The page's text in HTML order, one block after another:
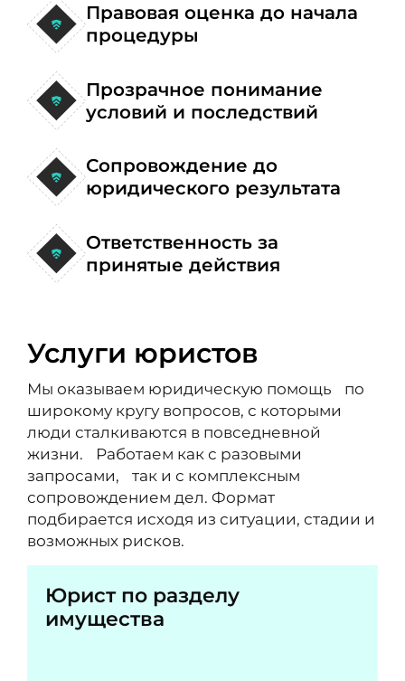
Правовая оценка до начала
процедуры
Прозрачное понимание
условий и последствий
Сопровождение до
юридического результата
Ответственность за
принятые действия
Услуги юристов
Мы оказываем юридическую помощь по
широкому кругу вопросов, с которыми
люди сталкиваются в повседневной
жизни. Работаем как с разовыми
запросами, так и с комплексным
сопровождением дел. Формат
подбирается исходя из ситуации, стадии и
возможных рисков.
Юрист по разделу
имущества